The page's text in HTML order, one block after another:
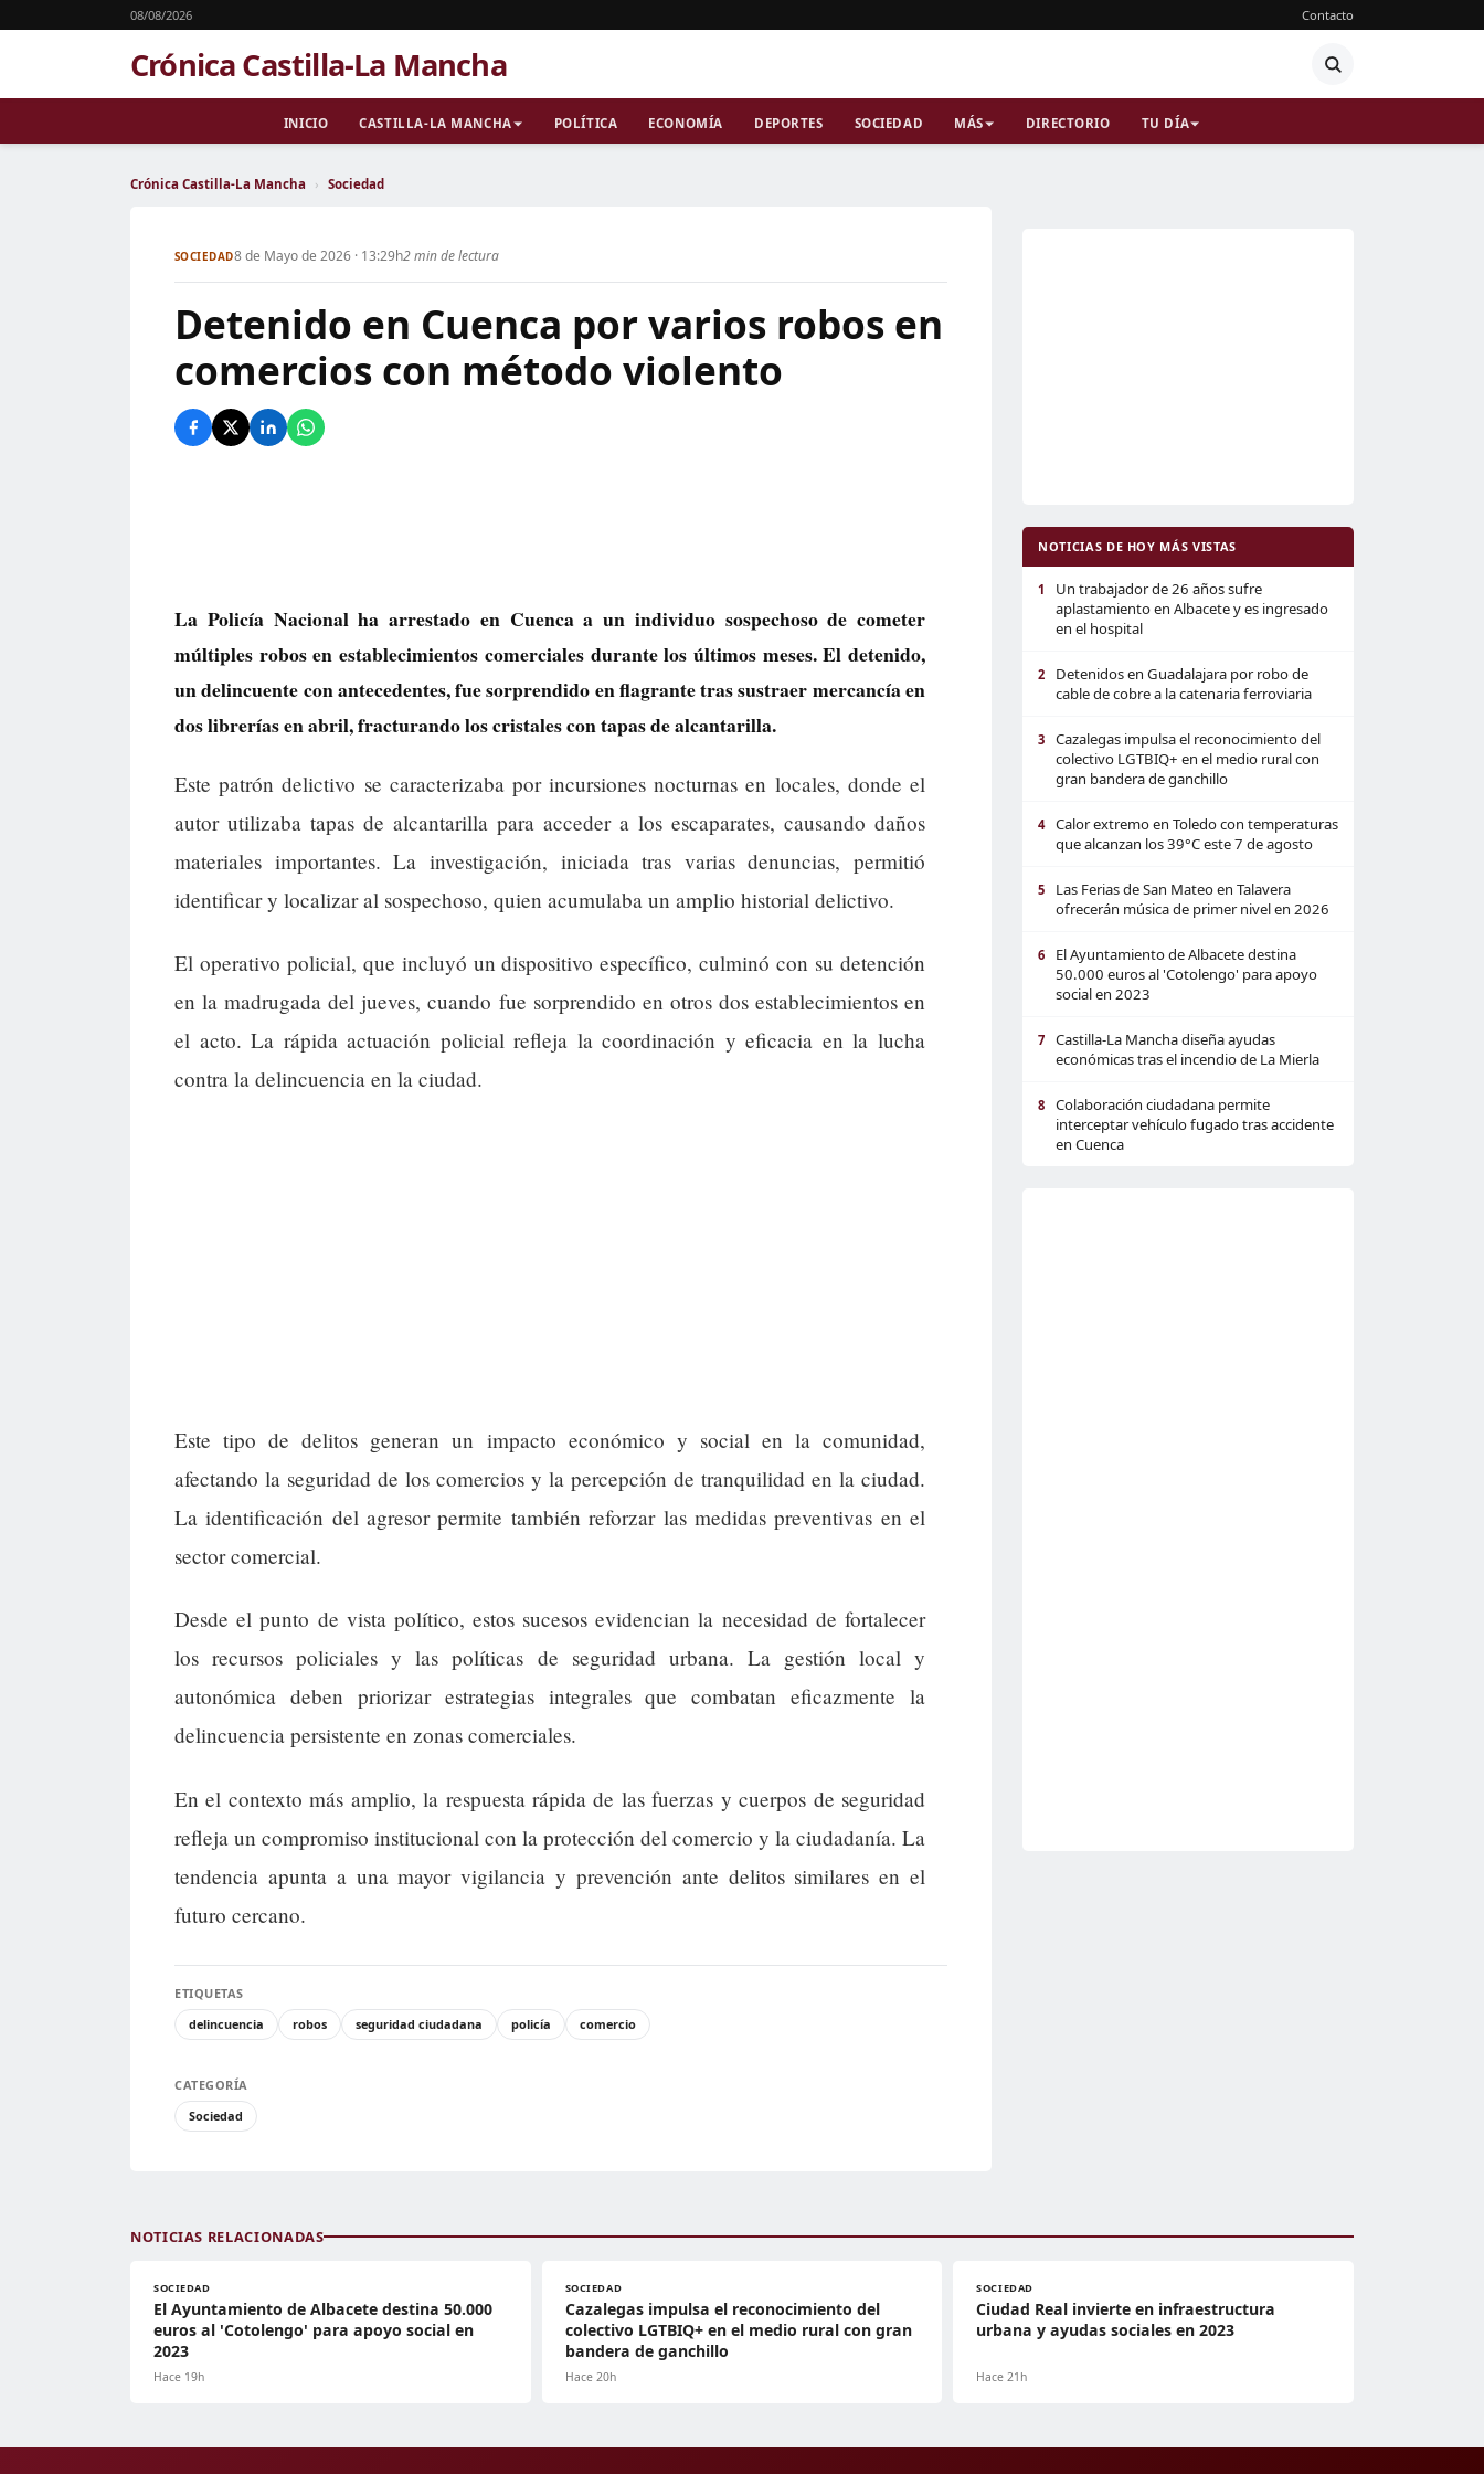
08/08/2026 Contacto
Crónica Castilla-La Mancha
INICIO CASTILLA-LA MANCHA POLÍTICA ECONOMÍA DEPORTES SOCIEDAD MÁS DIRECTORIO TU DÍA
Crónica Castilla-La Mancha › Sociedad
SOCIEDAD8 de Mayo de 2026 · 13:29h2 min de lectura
Detenido en Cuenca por varios robos en
comercios con método violento
La Policía Nacional ha arrestado en Cuenca a un individuo sospechoso de cometer
múltiples robos en establecimientos comerciales durante los últimos meses. El detenido,
un delincuente con antecedentes, fue sorprendido en flagrante tras sustraer mercancía en
dos librerías en abril, fracturando los cristales con tapas de alcantarilla.
Este patrón delictivo se caracterizaba por incursiones nocturnas en locales, donde el
autor utilizaba tapas de alcantarilla para acceder a los escaparates, causando daños
materiales importantes. La investigación, iniciada tras varias denuncias, permitió
identificar y localizar al sospechoso, quien acumulaba un amplio historial delictivo.
El operativo policial, que incluyó un dispositivo específico, culminó con su detención
en la madrugada del jueves, cuando fue sorprendido en otros dos establecimientos en
el acto. La rápida actuación policial refleja la coordinación y eficacia en la lucha
contra la delincuencia en la ciudad.
Este tipo de delitos generan un impacto económico y social en la comunidad,
afectando la seguridad de los comercios y la percepción de tranquilidad en la ciudad.
La identificación del agresor permite también reforzar las medidas preventivas en el
sector comercial.
Desde el punto de vista político, estos sucesos evidencian la necesidad de fortalecer
los recursos policiales y las políticas de seguridad urbana. La gestión local y
autonómica deben priorizar estrategias integrales que combatan eficazmente la
delincuencia persistente en zonas comerciales.
En el contexto más amplio, la respuesta rápida de las fuerzas y cuerpos de seguridad
refleja un compromiso institucional con la protección del comercio y la ciudadanía. La
tendencia apunta a una mayor vigilancia y prevención ante delitos similares en el
futuro cercano.
ETIQUETAS
delincuencia
robos seguridad ciudadana policía comercio
CATEGORÍA
Sociedad
NOTICIAS DE HOY MÁS VISTAS
1
Un trabajador de 26 años sufre
aplastamiento en Albacete y es ingresado
en el hospital
2
Detenidos en Guadalajara por robo de
cable de cobre a la catenaria ferroviaria
3
Cazalegas impulsa el reconocimiento del
colectivo LGTBIQ+ en el medio rural con
gran bandera de ganchillo
4
Calor extremo en Toledo con temperaturas
que alcanzan los 39°C este 7 de agosto
5
Las Ferias de San Mateo en Talavera
ofrecerán música de primer nivel en 2026
6
El Ayuntamiento de Albacete destina
50.000 euros al 'Cotolengo' para apoyo
social en 2023
7
Castilla-La Mancha diseña ayudas
económicas tras el incendio de La Mierla
8
Colaboración ciudadana permite
interceptar vehículo fugado tras accidente
en Cuenca
NOTICIAS RELACIONADAS
SOCIEDAD
El Ayuntamiento de Albacete destina 50.000
euros al 'Cotolengo' para apoyo social en
2023
Hace 19h
SOCIEDAD
Cazalegas impulsa el reconocimiento del
colectivo LGTBIQ+ en el medio rural con gran
bandera de ganchillo
Hace 20h
SOCIEDAD
Ciudad Real invierte en infraestructura
urbana y ayudas sociales en 2023
Hace 21h